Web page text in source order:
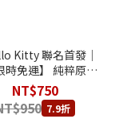
Kitty 聯名首發│
時免運】 純粹原味
糕 6吋｜甜點款｜
生日禮物限定
NT$750
7.9折